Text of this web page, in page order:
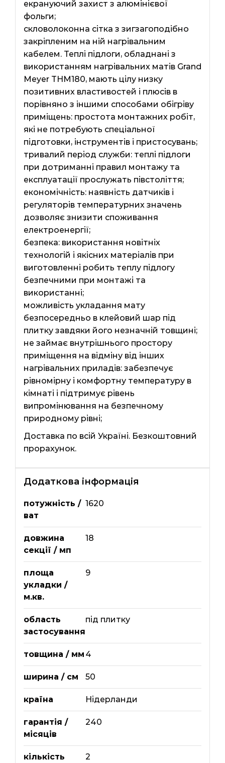
екрануючий захист з алюмінієвої
фольги;
скловолоконна сітка з зигзагоподібно
закріпленим на ній нагрівальним
кабелем. Теплі підлоги, обладнані з
використанням нагрівальних матів Grand
Meyer THM180, мають цілу низку
позитивних властивостей і плюсів в
порівняно з іншими способами обігріву
приміщень: простота монтажних робіт,
які не потребують спеціальної
підготовки, інструментів і пристосувань;
тривалий період служби: теплі підлоги
при дотриманні правил монтажу та
експлуатації прослужать півстоліття;
економічність: наявність датчиків і
регуляторів температурних значень
дозволяє знизити споживання
електроенергії;
безпека: використання новітніх
технологій і якісних матеріалів при
виготовленні робить теплу підлогу
безпечними при монтажі та
використанні;
можливість укладання мату
безпосередньо в клейовий шар під
плитку завдяки його незначній товщині;
не займає внутрішнього простору
приміщення на відміну від інших
нагрівальних приладів: забезпечує
рівномірну і комфортну температуру в
кімнаті і підтримує рівень
випромінювання на безпечному
природному рівні;
Доставка по всій Україні. Безкоштовний
прорахунок.
Додаткова інформація
потужність /
ват
1620
довжина
секції / мп
18
площа
укладки /
м.кв.
9
область
застосування
під плитку
товщина / мм 4
ширина / см 50
країна Нідерланди
гарантія /
місяців
240
кількість
2